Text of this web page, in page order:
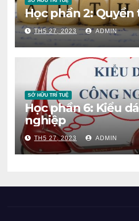
Học phần 2: Quyền
TH5 27, 2023 ADMIN
SỞ HỮU TRÍ TUỆ
Học phần 6: Kiểu
nghiệp
TH5 27, 2023 ADMIN